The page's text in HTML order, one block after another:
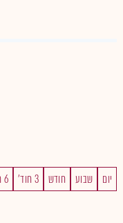
יום שבוע חודש 3 חוד' 6 חוד'